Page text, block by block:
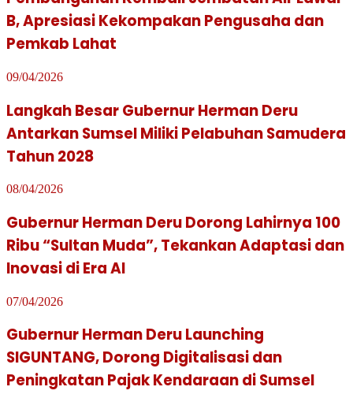
B, Apresiasi Kekompakan Pengusaha dan
Pemkab Lahat
09/04/2026
Langkah Besar Gubernur Herman Deru
Antarkan Sumsel Miliki Pelabuhan Samudera
Tahun 2028
08/04/2026
Gubernur Herman Deru Dorong Lahirnya 100
Ribu “Sultan Muda”, Tekankan Adaptasi dan
Inovasi di Era AI
07/04/2026
Gubernur Herman Deru Launching
SIGUNTANG, Dorong Digitalisasi dan
Peningkatan Pajak Kendaraan di Sumsel